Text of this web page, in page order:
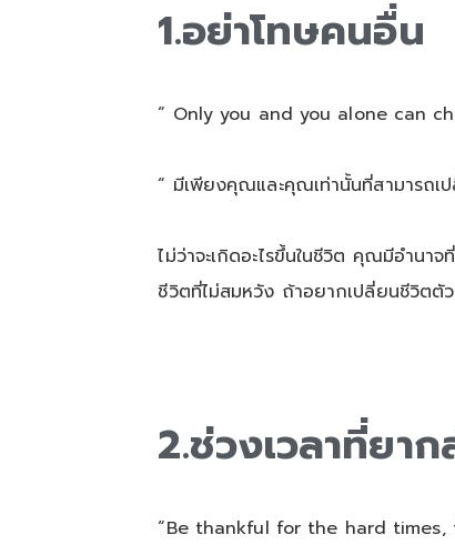
1.อย่าโทษคนอื่น
“ Only you and you alone can
“ มีเพียงคุณและคุณเท่านั้นที่สามารถ
ไม่ว่าจะเกิดอะไรขึ้นในชีวิต คุณมีอำ
ชีวิตที่ไม่สมหวัง ถ้าอยากเปลี่ยนชีวิตตั
2.ช่วงเวลาที่ยา
“Be thankful for the hard times,